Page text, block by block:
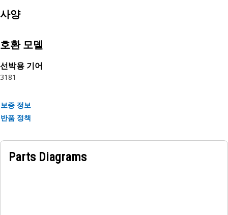
사양
호환 모델
선박용 기어
3181
보증 정보
반품 정책
Parts Diagrams